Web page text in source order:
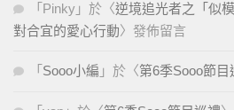
「 Pinky 」於〈逆境追光者之「似
對合宜的愛心行動〉發佈留言
「 Sooo小編 」於〈第6季Sooo節目